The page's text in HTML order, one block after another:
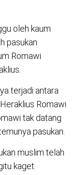
oleh kaum
pasukan
Romawi
terjadi antara
Romawi
tak datang
pasukan.
muslim telah
kaget.